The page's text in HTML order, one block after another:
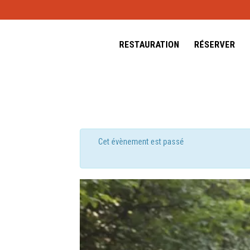
RESTAURATION RÉSERVER
Cet évènement est passé